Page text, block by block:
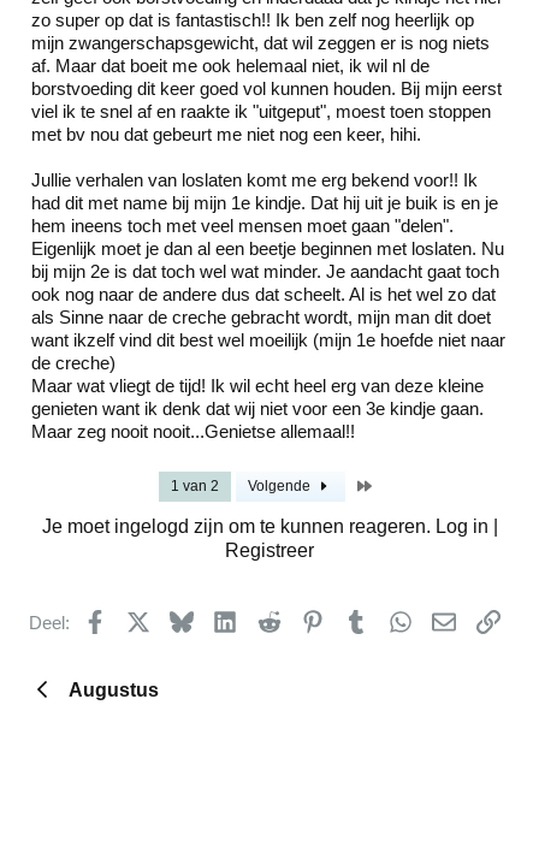
zo super op dat is fantastisch!! Ik ben zelf nog heerlijk op
mijn zwangerschapsgewicht, dat wil zeggen er is nog niets
af. Maar dat boeit me ook helemaal niet, ik wil nl de
borstvoeding dit keer goed vol kunnen houden. Bij mijn eerst
viel ik te snel af en raakte ik "uitgeput", moest toen stoppen
met bv nou dat gebeurt me niet nog een keer, hihi.
Jullie verhalen van loslaten komt me erg bekend voor!! Ik
had dit met name bij mijn 1e kindje. Dat hij uit je buik is en je
hem ineens toch met veel mensen moet gaan "delen".
Eigenlijk moet je dan al een beetje beginnen met loslaten. Nu
bij mijn 2e is dat toch wel wat minder. Je aandacht gaat toch
ook nog naar de andere dus dat scheelt. Al is het wel zo dat
als Sinne naar de creche gebracht wordt, mijn man dit doet
want ikzelf vind dit best wel moeilijk (mijn 1e hoefde niet naar
de creche)
Maar wat vliegt de tijd! Ik wil echt heel erg van deze kleine
genieten want ik denk dat wij niet voor een 3e kindje gaan.
Maar zeg nooit nooit...Genietse allemaal!!
1 van 2 Volgende
Je moet ingelogd zijn om te kunnen reageren. Log in |
Registreer
Deel: Facebook BlueskyLinkedInReddit PinterestTumblrWhatsApp
E-mail
Augustus